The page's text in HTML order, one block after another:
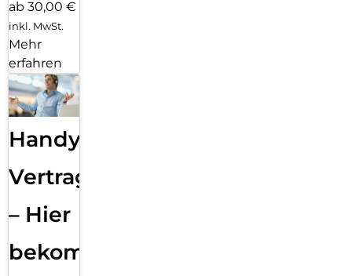
ab 30,00 €
inkl. MwSt.
Mehr
erfahren
Handy
Vertragsabwicklung
– Hier
bekommst